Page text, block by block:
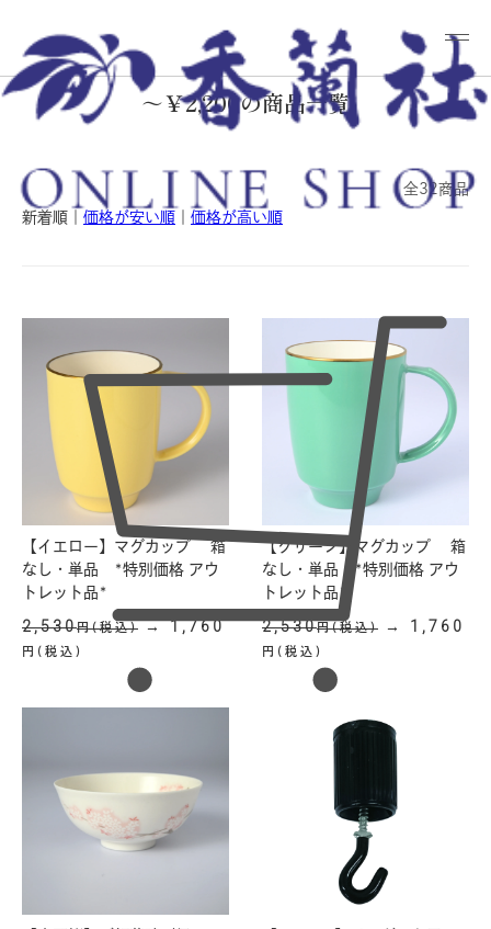
～￥2,200の商品一覧
全32商品
新着順
価格が安い順 価格が高い順
【イエロー】マグカップ 箱
なし・単品 *特別価格 アウ
トレット品*
2,530円(税込)→ 1,760
円(税込)
【グリーン】マグカップ 箱
なし・単品 *特別価格 アウ
トレット品*
2,530円(税込) → 1,760
円(税込)